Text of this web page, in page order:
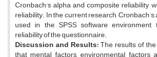
Cronbach's alpha and composite reliability
reliability. In the current research,
used in the SPSS software
reliability of the questionnaire.
Discussion and Results:The results of